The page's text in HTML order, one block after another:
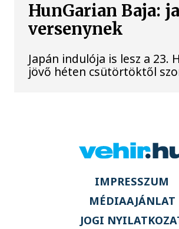
HunGarian Baja:
versenynek
Japán indulója is lesz a
jövő héten csütörtöktől
IMPRESSZUM
MÉDIAAJÁNLAT
JOGI